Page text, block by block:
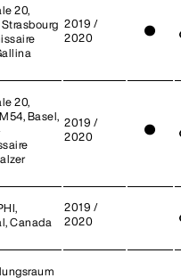
20,
Strasbourg 2019 /
2020
●
20,
Basel,
2019 /
2020
●
Canada
2019 /
2020